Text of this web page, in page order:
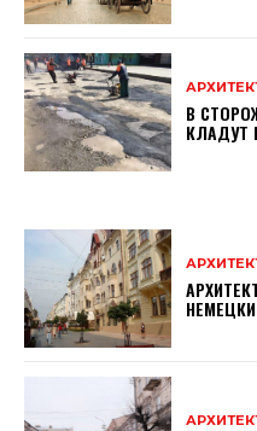
В
КЛАДУТ